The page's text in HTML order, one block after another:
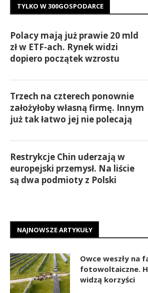
TYLKO W 300GOSPODARCE
Polacy mają już prawie 20 mld
zł w ETF-ach. Rynek widzi
dopiero początek wzrostu
Trzech na czterech ponownie
założyłoby własną firmę. Innym
już tak łatwo jej nie polecają
Restrykcje Chin uderzają w
europejski przemysł. Na liście
są dwa podmioty z Polski
NAJNOWSZE ARTYKUŁY
Owce weszły na
fotowoltaiczne.
widzą korzyści